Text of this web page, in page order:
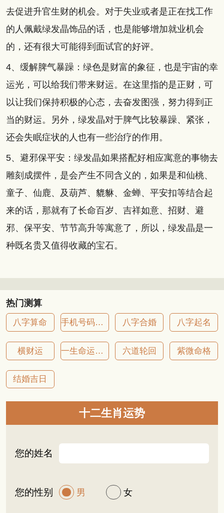
去促进升官生财的机会。对于失业或者是正在找工作
的人佩戴绿发晶饰品的话，也是能够增加就业机会
的，还有很大可能得到面试官的好评。
4、缓解脾气暴躁：绿色是财富的象征，也是宇宙的幸
运光，可以给我们带来财运。在这里指的是正财，可
以让我们保持积极的心态，去奋发图强，努力得到正
当的财运。另外，绿发晶对于脾气比较暴躁、紧张，
还会失眠症状的人也有一些治疗的作用。
5、避邪保平安：绿发晶如果搭配好相应寓意的事物去
雕刻成摆件，是会产生不同含义的，如果是和仙桃、
童子、仙鹿、及葫芦、貔貅、金蝉、平安扣等结合起
来的话，那就有了长命百岁、吉祥如意、招财、避
邪、保平安、节节高升等寓意了，所以，绿发晶是一
种既名贵又值得收藏的宝石。
热门测算
八字算命 手机号码吉凶 八字合婚 八字起名
横财运 一生命运详批 六道轮回 紫微命格
结婚吉日
十二生肖运势
您的姓名
您的性别 男 女